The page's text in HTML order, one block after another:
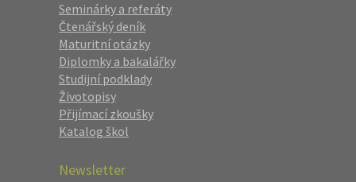
Seminárky a referáty
Čtenářský deník
Maturitní otázky
Diplomky a bakalářky
Studijní podklady
Životopisy
Přijímací zkoušky
Katalog škol
Newsletter